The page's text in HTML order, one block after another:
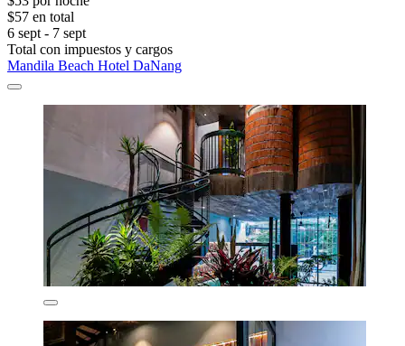
$57 en total
6 sept - 7 sept
Total con impuestos y cargos
Mandila Beach Hotel DaNang